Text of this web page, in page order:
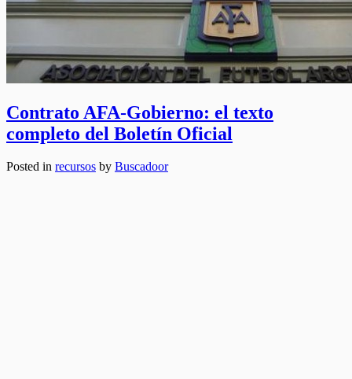
Contrato AFA-Gobierno: el texto
completo del Boletín Oficial
Posted in recursos by Buscadoor